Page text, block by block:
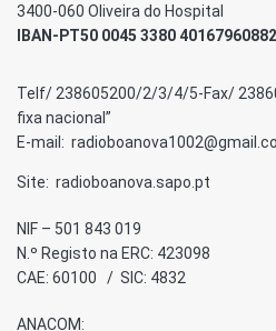
3400-060 Oliveira do Hospital
IBAN-PT50 0045 3380
Telf/ 238605200/2/3/4/5-Fax/
fixa nacional”
E-mail:
Site: radioboanova.sapo.pt
NIF – 501 843 019
N.º Registo na ERC: 423098
CAE: 60100 / SIC: 4832
ANACOM: